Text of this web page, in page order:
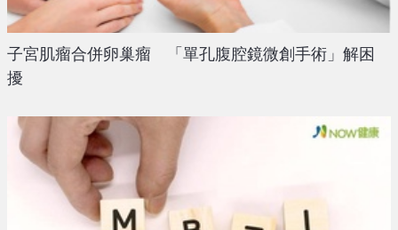
子宮肌瘤合併卵巢瘤 「單孔腹腔鏡微創手術」解困
擾